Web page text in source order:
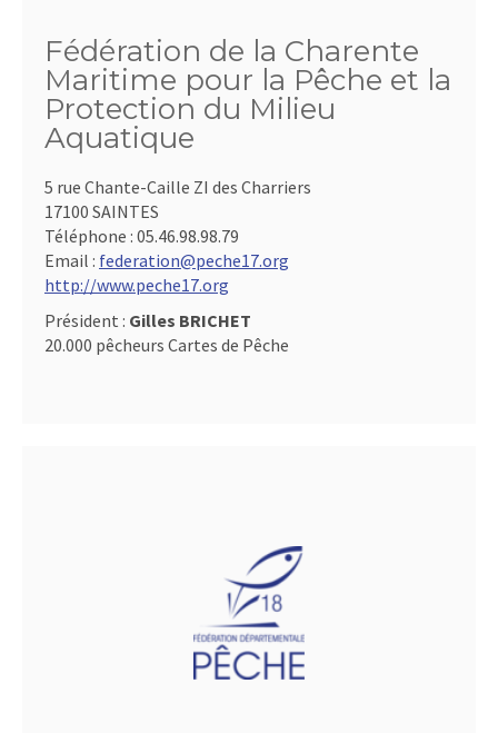
Fédération de la Charente
Maritime pour la Pêche et la
Protection du Milieu
Aquatique
5 rue Chante-Caille ZI des Charriers
17100 SAINTES
Téléphone : 05.46.98.98.79
Email : federation@peche17.org
http://www.peche17.org
Président : Gilles BRICHET
20.000 pêcheurs Cartes de Pêche